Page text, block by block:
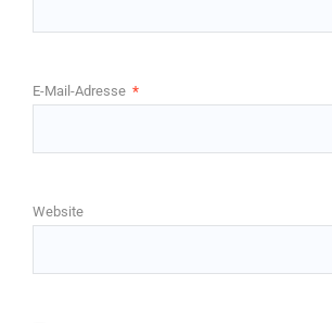
E-Mail-Adresse *
Website